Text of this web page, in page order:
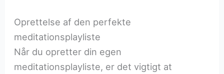
Oprettelse af den perfekte
meditationsplayliste
Når du opretter din egen
meditationsplayliste, er det vigtigt at